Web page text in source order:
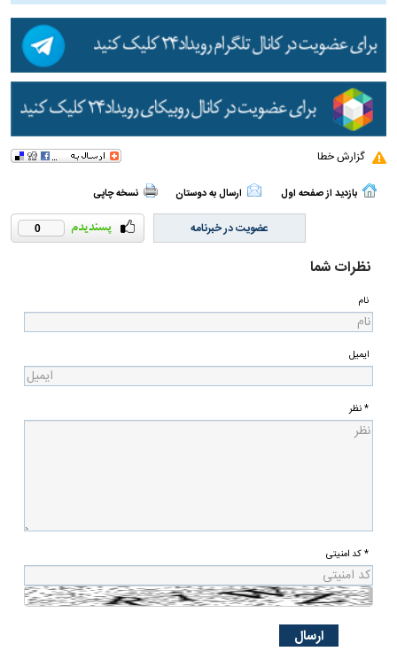
گزارش خطا
بازدید از صفحه اول ارسال به دوستان نسخه چاپی
0 عضویت در خبرنامه
نظرات شما
نام
ایمیل
* نظر
* کد امنیتی